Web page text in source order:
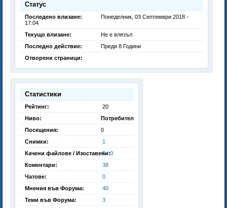
Статус
Последено влизане:
Понеделник, 03 Септември 2018 -
17:04
Текущо влизане:
Не е влязъл
Последно действие:
Преди 8 Години
Отворени страници:
Статистики
Рейтинг:
20
Ниво:
Потребител
Посещения:
0
Снимки:
1
Качени файлове / Изоставени:
5 / 0
Коментари:
38
Чатове:
0
Мнения във Форума:
40
Теми във Форума:
3